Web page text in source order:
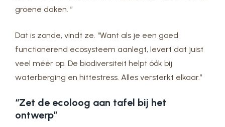
groene daken. ”
Dat is zonde, vindt ze. “Want als je een goed
functionerend ecosysteem aanlegt, levert dat juist
veel méér op. De biodiversiteit helpt óók bij
waterberging en hittestress. Alles versterkt elkaar.”
“Zet de ecoloog aan tafel bij het
ontwerp”